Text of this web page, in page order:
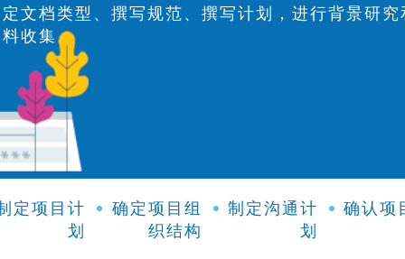
文档类型、撰写规范、撰写计划，进行背景研究
收集。
定项目计
划
确定项目组
织结构
制定沟通计
划
确认项